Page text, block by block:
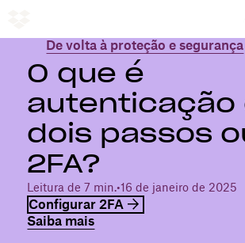
De volta à proteção e segurança
O que é
autenticação
dois passos
2FA?
Leitura de 7 min.•16 de janeiro de 2025
Configurar 2FA
Saiba mais